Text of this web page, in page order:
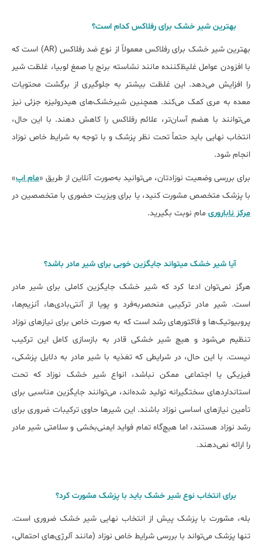
بھترین شیر خشک برای رفلاکس کدام است؟
بهترین شیر خشک برای رفلاکس معمولاً از نوع ضد رفلاکس (AR) است که
با افزودن عوامل غلیظ‌کننده مانند نشاسته برنج یا صمغ لوبیا، غلظت شیر
را افزایش می‌دهد. این غلظت بیشتر به جلوگیری از برگشت محتویات
معده به مری کمک می‌کند. همچنین شیرخشک‌های هیدرولیزه جزئی نیز
می‌توانند با هضم آسان‌تر، علائم رفلاکس را کاهش دهند. با این حال،
انتخاب نهایی باید حتماً تحت نظر پزشک و با توجه به شرایط خاص نوزاد
انجام شود.
برای بررسی وضعیت نوزادتان، می‌توانید به‌صورت آنلاین از طریق «مام‌ اپ»
با پزشک متخصص مشورت کنید، یا برای ویزیت حضوری با متخصصین در
مرکز ناباروری مام نوبت بگیرید.
آیا شیر خشک میتواند جایگزین خوبی برای شیر مادر باشد؟
هرگز نمی‌توان ادعا کرد که شیر خشک جایگزین کاملی برای شیر مادر
است. شیر مادر ترکیبی منحصربه‌فرد و پویا از آنتی‌بادی‌ها، آنزیم‌ها،
پروبیوتیک‌ها و فاکتورهای رشد است که به صورت خاص برای نیازهای نوزاد
تنظیم می‌شود و هیچ شیر خشکی قادر به بازسازی کامل این ترکیب
نیست. با این حال، در شرایطی که تغذیه با شیر مادر به دلایل پزشکی،
فیزیکی یا اجتماعی ممکن نباشد، انواع شیر خشک نوزاد که تحت
استانداردهای سختگیرانه تولید شده‌اند، می‌توانند جایگزین مناسبی برای
تأمین نیازهای اساسی نوزاد باشند. این شیرها حاوی ترکیبات ضروری برای
رشد نوزاد هستند، اما هیچ‌گاه تمام فواید ایمنی‌بخشی و سلامتی شیر مادر
را ارائه نمی‌دهند.
برای انتخاب نوع شیر خشک باید با پزشک مشورت کرد؟
بله، مشورت با پزشک پیش از انتخاب نهایی شیر خشک ضروری است.
تنها پزشک می‌تواند با بررسی شرایط خاص نوزاد (مانند آلرژی‌های احتمالی،